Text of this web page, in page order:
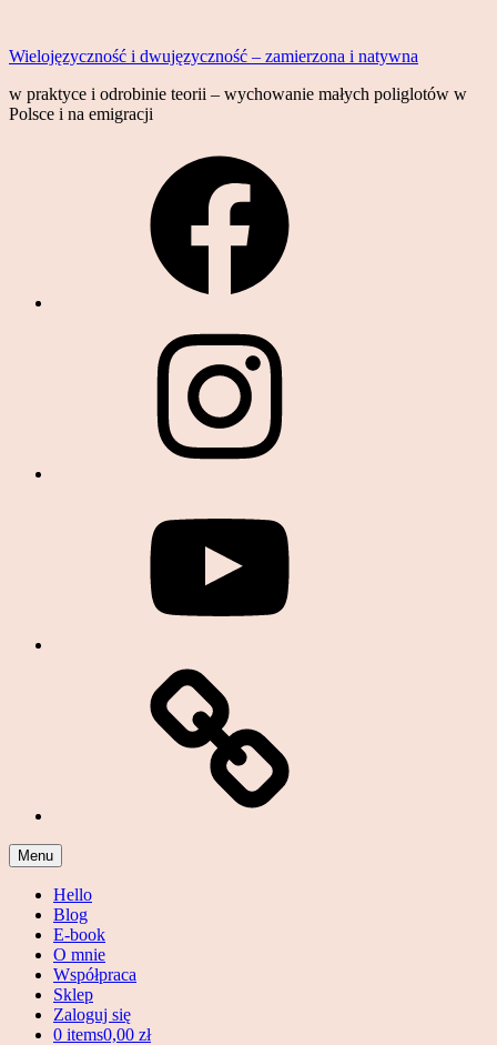
content
Wielojęzyczność i dwujęzyczność – zamierzona i natywna
w praktyce i odrobinie teorii – wychowanie małych poliglotów w
Polsce i na emigracji
Menu
Hello
Blog
E-book
O mnie
Współpraca
Sklep
Zaloguj się
0 items0,00 zł